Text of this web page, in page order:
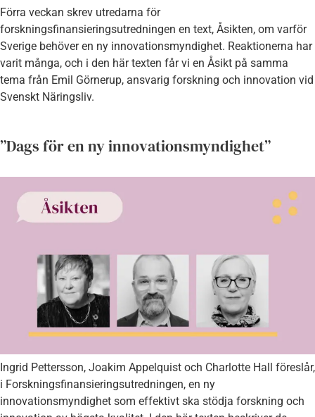
Förra veckan skrev utredarna för
forskningsfinansieringsutredningen en text, Åsikten, om varför
Sverige behöver en ny innovationsmyndighet. Reaktionerna har
varit många, och i den här texten får vi en Åsikt på samma
tema från Emil Görnerup, ansvarig forskning och innovation vid
Svenskt Näringsliv.
”Dags för en ny innovationsmyndighet”
Ingrid Pettersson, Joakim Appelquist och Charlotte Hall föreslår,
i Forskningsfinansieringsutredningen, en ny
innovationsmyndighet som effektivt ska stödja forskning och